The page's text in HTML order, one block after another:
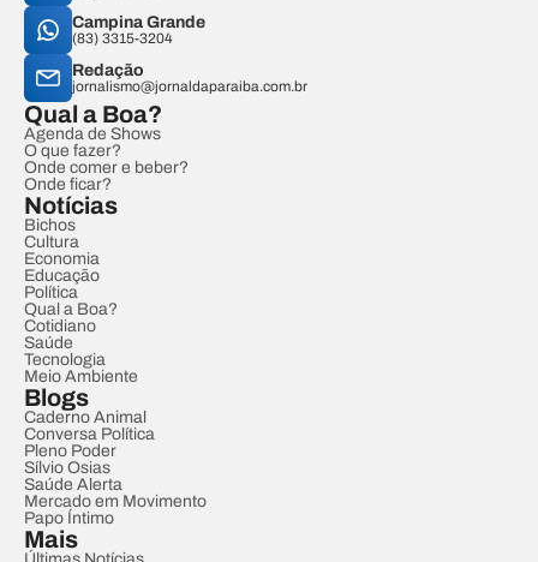
Campina Grande
(83) 3315-3204
Redação
jornalismo@jornaldaparaiba.com.br
Qual a Boa?
Agenda de Shows
O que fazer?
Onde comer e beber?
Onde ficar?
Notícias
Bichos
Cultura
Economia
Educação
Política
Qual a Boa?
Cotidiano
Saúde
Tecnologia
Meio Ambiente
Blogs
Caderno Animal
Conversa Política
Pleno Poder
Sílvio Osias
Saúde Alerta
Mercado em Movimento
Papo Íntimo
Mais